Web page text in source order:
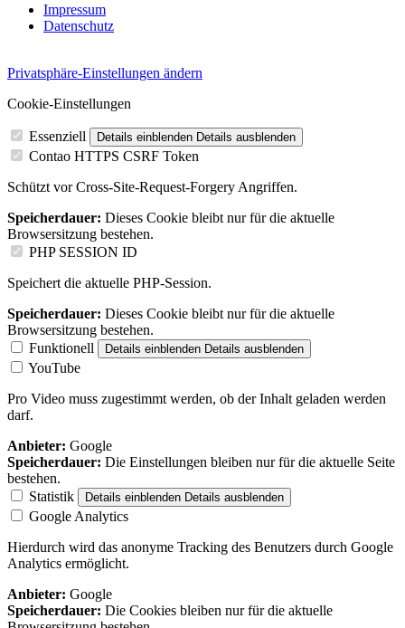
Impressum
Datenschutz
Privatsphäre-Einstellungen ändern
Cookie-Einstellungen
Essenziell Details einblenden Details ausblenden
Contao HTTPS CSRF Token
Schützt vor Cross-Site-Request-Forgery Angriffen.
Speicherdauer: Dieses Cookie bleibt nur für die aktuelle
Browsersitzung bestehen.
PHP SESSION ID
Speichert die aktuelle PHP-Session.
Speicherdauer: Dieses Cookie bleibt nur für die aktuelle
Browsersitzung bestehen.
Funktionell
Details einblenden Details ausblenden
YouTube
Pro Video muss zugestimmt werden, ob der Inhalt geladen werden
darf.
Anbieter: Google
Speicherdauer: Die Einstellungen bleiben nur für die aktuelle Seite
bestehen.
Statistik
Details einblenden Details ausblenden
Google Analytics
Hierdurch wird das anonyme Tracking des Benutzers durch Google
Analytics ermöglicht.
Anbieter: Google
Speicherdauer: Die Cookies bleiben nur für die aktuelle